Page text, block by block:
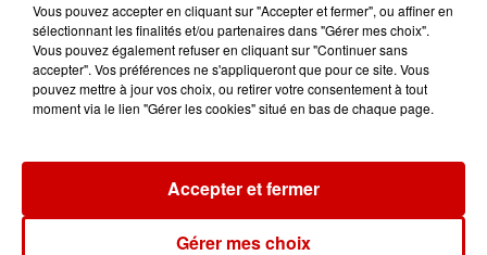
Aménager un school bus au
Canada et accueillir les bleus à
Born in the U.S.A - Bruce
Vous pouvez accepter en cliquant sur "Accepter et fermer", ou affiner en
sélectionnant les finalités et/ou partenaires dans "Gérer mes choix".
Vous pouvez également refuser en cliquant sur "Continuer sans
accepter". Vos préférences ne s'appliqueront que pour ce site. Vous
pouvez mettre à jour vos choix, ou retirer votre consentement à tout
moment via le lien "Gérer les cookies" situé en bas de chaque page.
Gérer mes choix
Accepter et fermer